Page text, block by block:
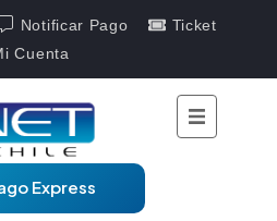
Notificar Pago
Ticket
Cuenta
Express